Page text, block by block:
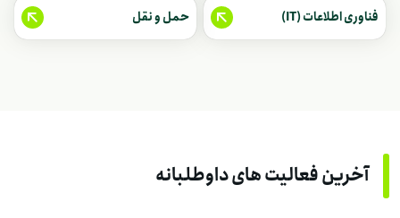
فناوری اطلاعات (IT) حمل و نقل
آخرین فعالیت های داوطلبانه